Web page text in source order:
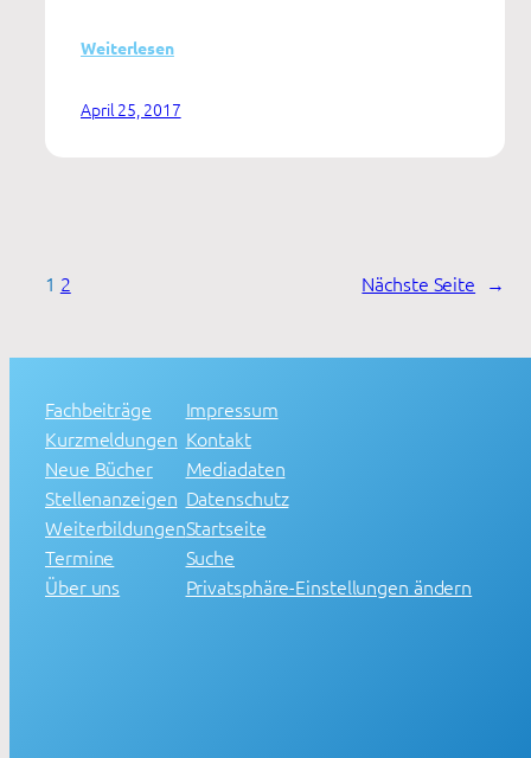
Weiterlesen:
der
April 25, 2017
1 2 Nächste Seite →
Fachbeiträge
Kurzmeldungen
Neue Bücher
Stellenanzeigen
Weiterbildungen
Termine
Über uns
Impressum
Kontakt
Mediadaten
Datenschutz
Startseite
Suche
Privatsphäre-Einstellungen ändern